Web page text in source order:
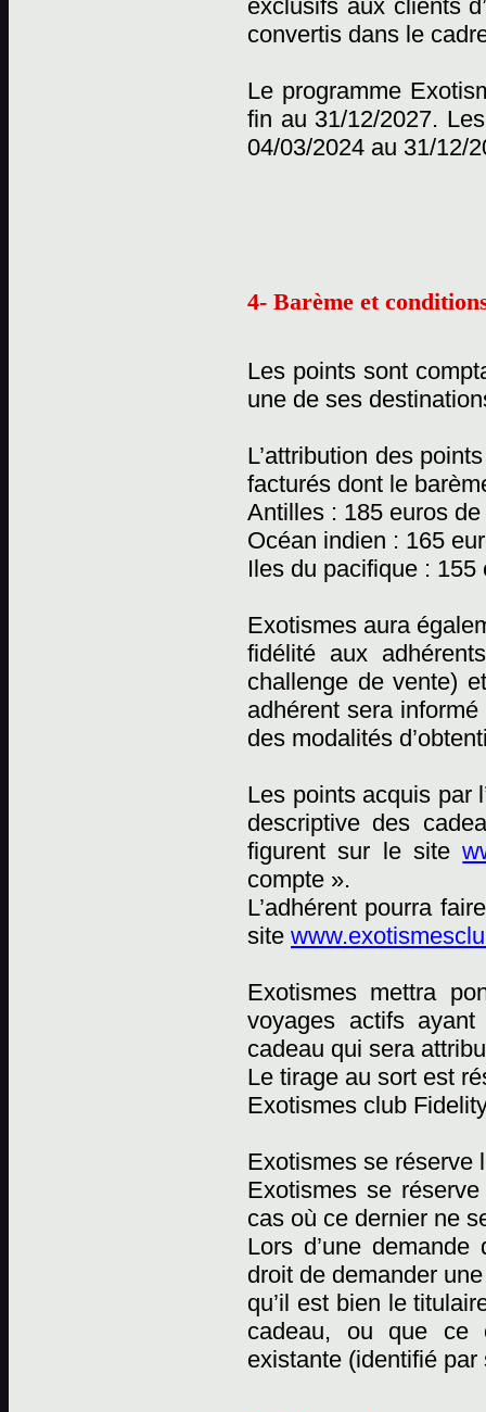
exclusifs aux clients
convertis dans le
Le programme
fin au 31/12/2027.
04/03/2024 au 31/12/
4- Barème et
Les points sont
une de ses
L’attribution des
facturés dont le
Antilles : 185 euros
Océan indien : 165
Iles du pacifique :
Exotismes aura
fidélité aux
challenge de vente)
adhérent sera
des modalités
Les points acquis par
descriptive des
figurent sur le site
compte ».
L’adhérent pourra
site
Exotismes mettra
voyages actifs
cadeau qui sera
Le tirage au sort est
Exotismes club
Exotismes se réserve
Exotismes se
cas où ce dernier ne
Lors d’une
droit de demander
qu’il est bien le
cadeau, ou que ce
existante (identifié